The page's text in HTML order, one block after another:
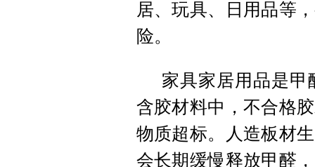
居、玩具、日用品等
险。
家具家居用品是
含胶材料中，不合格
物质超标。人造板材
会长期缓慢释放甲醛